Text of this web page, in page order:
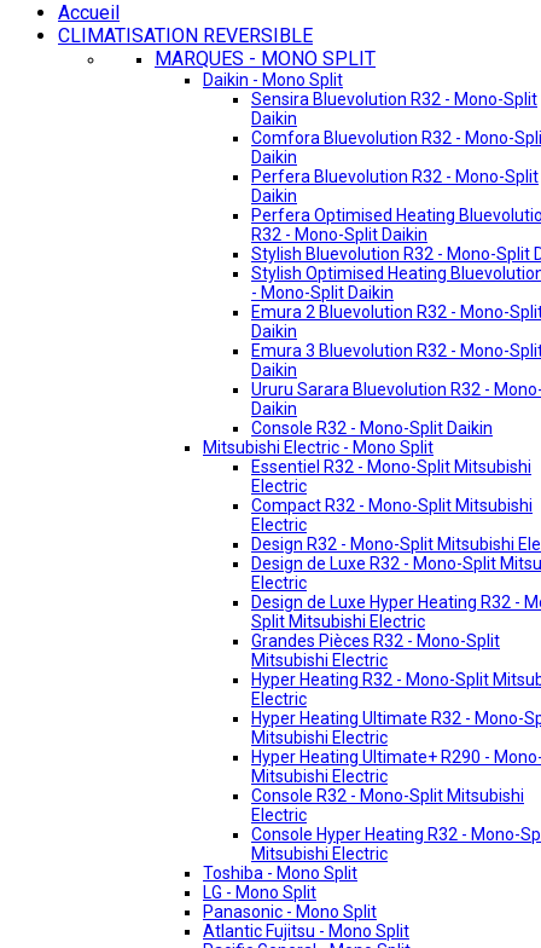
Accueil
CLIMATISATION REVERSIBLE
MARQUES - MONO SPLIT
Daikin - Mono Split
Sensira Bluevolution R32 - Mono-Split
Daikin
Comfora Bluevolution R32 - Mono-
Daikin
Perfera Bluevolution R32 - Mono-Split
Daikin
Perfera Optimised Heating
R32 - Mono-Split Daikin
Stylish Bluevolution R32 - Mono-Split
Stylish Optimised Heating
- Mono-Split Daikin
Emura 2 Bluevolution R32 - Mono-
Daikin
Emura 3 Bluevolution R32 - Mono-
Daikin
Ururu Sarara Bluevolution R32 -
Daikin
Console R32 - Mono-Split Daikin
Mitsubishi Electric - Mono Split
Essentiel R32 - Mono-Split Mitsubishi
Electric
Compact R32 - Mono-Split Mitsubishi
Electric
Design R32 - Mono-Split Mitsubishi
Design de Luxe R32 - Mono-Split
Electric
Design de Luxe Hyper Heating R32 -
Split Mitsubishi Electric
Grandes Pièces R32 - Mono-Split
Mitsubishi Electric
Hyper Heating R32 - Mono-Split
Electric
Hyper Heating Ultimate R32 - Mono-
Mitsubishi Electric
Hyper Heating Ultimate+ R290 -
Mitsubishi Electric
Console R32 - Mono-Split Mitsubishi
Electric
Console Hyper Heating R32 - Mono-
Mitsubishi Electric
Toshiba - Mono Split
LG - Mono Split
Panasonic - Mono Split
Atlantic Fujitsu - Mono Split